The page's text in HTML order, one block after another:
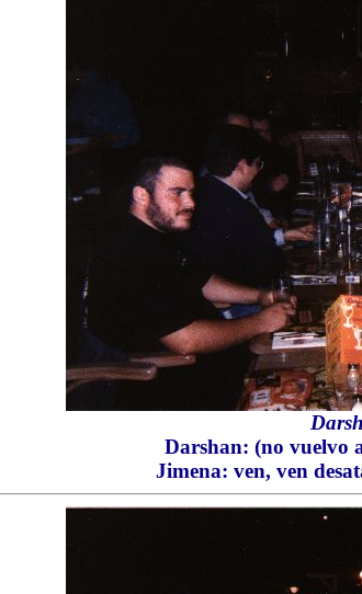
Darshan: (no vuelvo
Jimena: ven, ven